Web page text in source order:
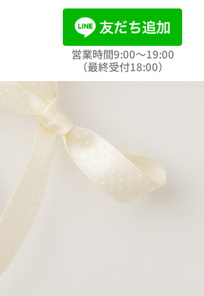
営業時間9:00〜19:00
（最終受付18:00）